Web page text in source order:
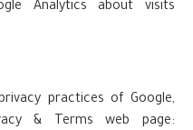
Analytics about visits
practices of Google,
& Terms web page: